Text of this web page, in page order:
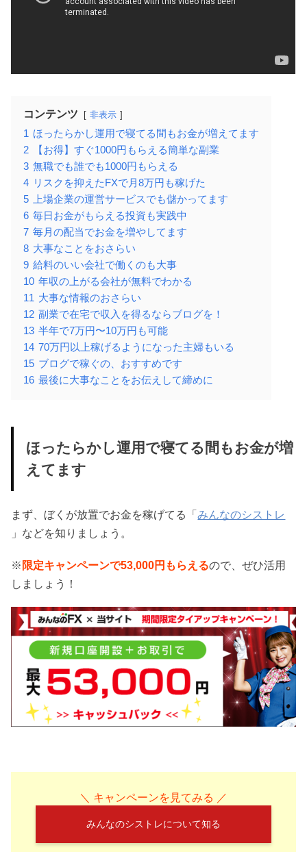
コンテンツ 非表示
1 ほったらかし運用で寝てる間もお金が増えてます
2
【お得】すぐ1000円もらえる簡単な副業
3 無職でも誰でも1000円もらえる
4 リスクを抑えたFXで月8万円も稼げた
5
上場企業の運営サービスでも儲かってます
6 毎日お金がもらえる投資も実践中
7 毎月の配当でお金を増やしてます
8 大事なことをおさらい
9 給料のいい会社で働くのも大事
10 年収の上がる会社が無料でわかる
11 大事な情報のおさらい
12 副業で在宅で収入を得るならブログを！
13 半年で7万円〜10万円も可能
14 70万円以上稼げるようになった主婦もいる
15 ブログで稼ぐの、おすすめです
16 最後に大事なことをお伝えして締めに
ほったらかし運用で寝てる間もお金が増
えてます
まず、ぼくが放置でお金を稼げてる「みんなのシストレ
」などを知りましょう。
※ 限定キャンペーンで53,000円もらえるので、ぜひ活用
しましょう！
＼ キャンペーンを見てみる ／
みんなのシストレについて知る